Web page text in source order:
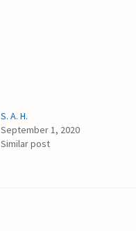
S. A. H.
September 1, 2020
Similar post